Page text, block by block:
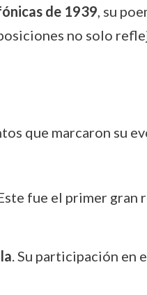
de 1939, su
no solo
que marcaron su
fue el primer
. Su participación en